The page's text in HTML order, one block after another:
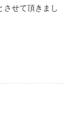
させて頂きまし